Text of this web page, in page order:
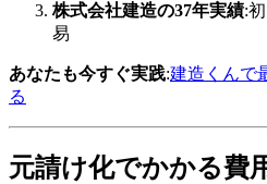
株式会社建造の37年実績:
易
あなたも今すぐ実践:建造くんで
る
元請け化でかかる費